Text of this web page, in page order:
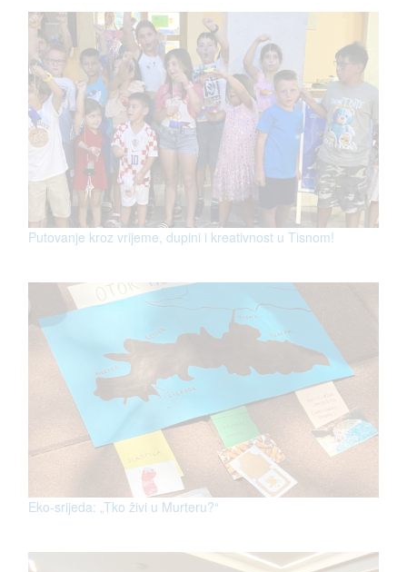
Putovanje kroz vrijeme, dupini i kreativnost u Tisnom!
Eko-srijeda: „Tko živi u Murteru?“